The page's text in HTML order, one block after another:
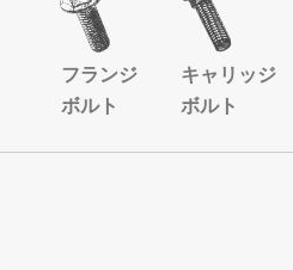
フランジ
ボルト
キャリッジ
ボルト